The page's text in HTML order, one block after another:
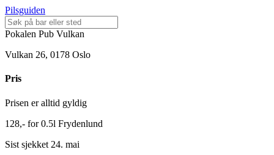
Pilsguiden
Pokalen Pub Vulkan
Vulkan 26, 0178 Oslo
Pris
Prisen er alltid gyldig
128,- for0.5l Frydenlund
Sist sjekket 24. mai